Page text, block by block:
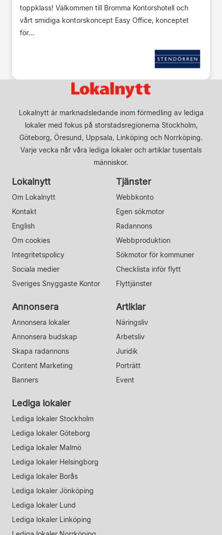
toppklass! Välkommen till Bromma Kontorshotell och
vårt smidiga kontorskoncept Easy Office, konceptet
för...
Lokalnytt är marknadsledande inom förmedling av lediga
lokaler med fokus på storstadsregionerna Stockholm,
Göteborg, Öresund, Uppsala, Linköping och Norrköping.
Varje vecka når våra lediga lokaler och artiklar tusentals
människor.
Lokalnytt
Om Lokalnytt
Kontakt
English
Om cookies
Integritetspolicy
Sociala medier
Sveriges Snyggaste Kontor
Tjänster
Webbkonto
Egen sökmotor
Radannons
Webbproduktion
Sökmotor för kommuner
Checklista inför flytt
Flyttjänster
Annonsera
Annonsera lokaler
Annonsera budskap
Skapa radannons
Content Marketing
Banners
Artiklar
Näringsliv
Arbetsliv
Juridik
Porträtt
Event
Lediga lokaler
Lediga lokaler Stockholm
Lediga lokaler Göteborg
Lediga lokaler Malmö
Lediga lokaler Helsingborg
Lediga lokaler Borås
Lediga lokaler Jönköping
Lediga lokaler Lund
Lediga lokaler Linköping